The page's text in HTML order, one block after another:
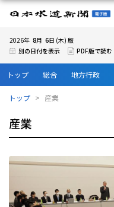
2026年 8月 6日 (木) 版
別の日付を表示
PDF版で読む
トップ 総合 地方行政
トップ 産業
産業